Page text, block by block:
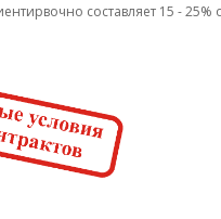
составляет 15 - 25%